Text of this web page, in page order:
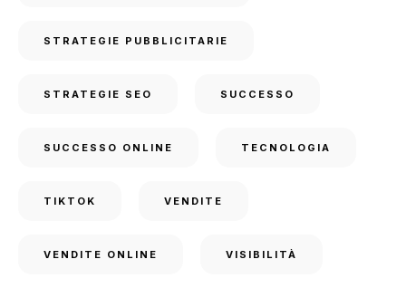
STRATEGIE PUBBLICITARIE
STRATEGIE SEO SUCCESSO
SUCCESSO ONLINE TECNOLOGIA
TIKTOK VENDITE
VENDITE ONLINE VISIBILITÀ